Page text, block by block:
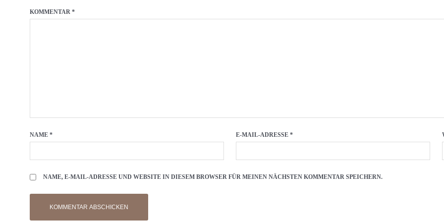
KOMMENTAR *
NAME * E-MAIL-ADRESSE*
NAME, E-MAIL-ADRESSE UND WEBSITE IN DIESEM BROWSER FÜR MEINEN NÄCHSTEN KOMMENTAR SPEICHERN.